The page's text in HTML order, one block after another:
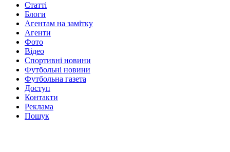
Статті
Блоги
Агентам на замітку
Агенти
Фото
Відео
Спортивні новини
Футбольні новини
Футбольна газета
Доступ
Контакти
Реклама
Пошук